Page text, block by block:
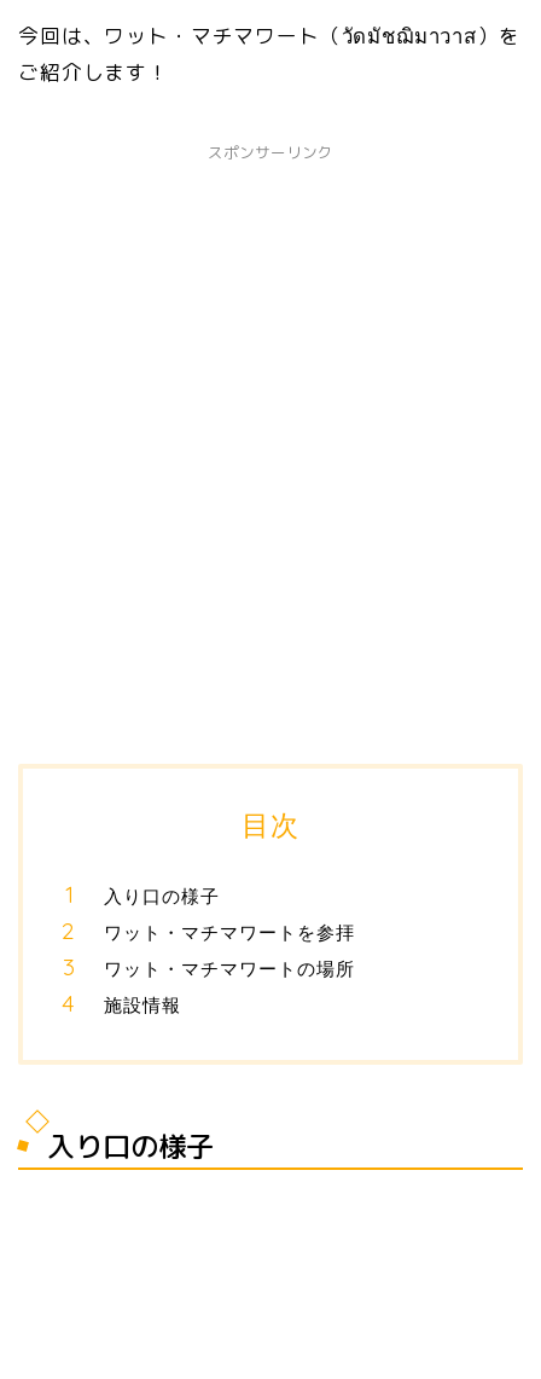
今回は、ワット・マチマワート（วัดมัชฌิมาวาส）を
ご紹介します！
スポンサーリンク
目次
入り口の様子
ワット・マチマワートを参拝
ワット・マチマワートの場所
施設情報
入り口の様子